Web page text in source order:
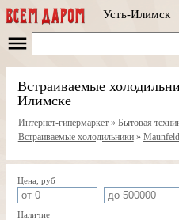
Усть-Илимск
Встраиваемые
Илимске
Интернет-гипермаркет» Бытовая
Встраиваемые холодильники» Maunfeld
Цена, руб
Наличие